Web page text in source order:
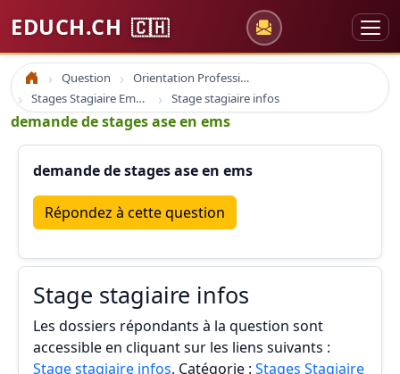
EDUCH.CH 🇨🇭
Accueil Question
Orientation Professionnelle
Stages Stagiaire Emploi
Stage stagiaire infos
demande de stages ase en ems
demande de stages ase en ems
Répondez à cette question
Stage stagiaire infos
Les dossiers répondants à la question sont
accessible en cliquant sur les liens suivants :
Stage stagiaire infos, Catégorie : Stages Stagiaire